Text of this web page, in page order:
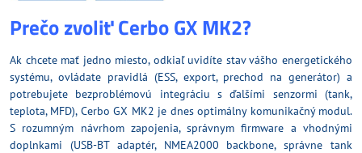
Prečo zvoliť Cerbo GX MK2?
Ak chcete mať jedno miesto, odkiaľ uvidíte stav vášho energetického
systému, ovládate pravidlá (ESS, export, prechod na generátor) a
potrebujete bezproblémovú integráciu s ďalšími senzormi (tank,
teplota, MFD), Cerbo GX MK2 je dnes optimálny komunikačný modul.
S rozumným návrhom zapojenia, správnym firmware a vhodnými
doplnkami (USB-BT adaptér, NMEA2000 backbone, správne tank